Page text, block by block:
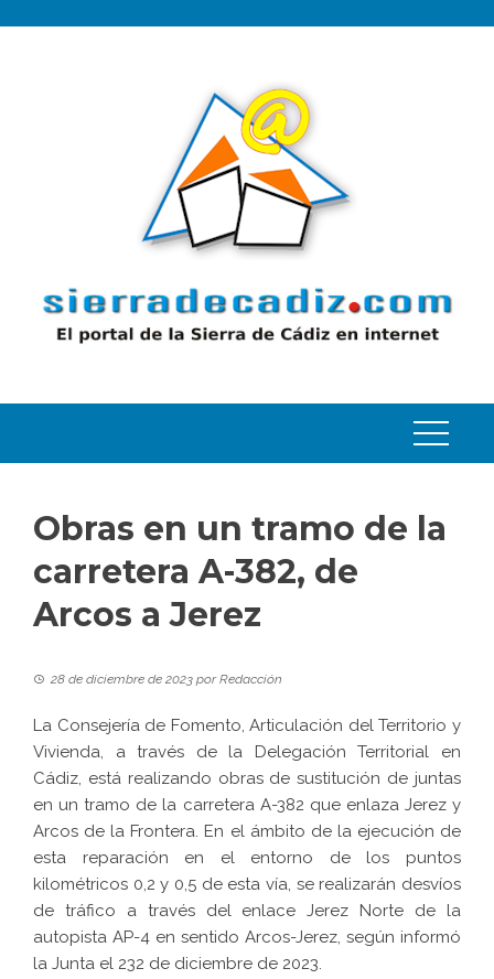
Obras en un tramo de la
carretera A-382, de
Arcos a Jerez
28 de diciembre de 2023 porRedacción
La Consejería de Fomento, Articulación del Territorio y
Vivienda, a través de la Delegación Territorial en
Cádiz, está realizando obras de sustitución de juntas
en un tramo de la carretera A-382 que enlaza Jerez y
Arcos de la Frontera. En el ámbito de la ejecución de
esta reparación en el entorno de los puntos
kilométricos 0,2 y 0,5 de esta vía, se realizarán desvíos
de tráfico a través del enlace Jerez Norte de la
autopista AP-4 en sentido Arcos-Jerez, según informó
la Junta el 232 de diciembre de 2023.